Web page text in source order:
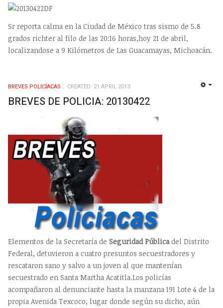
Sr reporta calma en la Ciudad de México tras sismo de 5.8
grados richter al filo de las 20:16 horas,hoy 21 de abril,
localizandose a 9 Kilómetros de Las Guacamayas, Michoacán.
BREVES POLICÍACAS CREATED: 21 APRIL 2013
BREVES DE POLICIA: 20130422
Elementos de la Secretaría de Seguridad Públicadel Distrito
Federal, detuvieron a cuatro presuntos secuestradores y
rescataron sano y salvo a un joven al que mantenían
secuestrado en Santa Martha Acatitla.Los policías
acompañaron al denunciante hasta la manzana 191 Lote 4 de la
propia Avenida Texcoco, lugar donde según su dicho, aún